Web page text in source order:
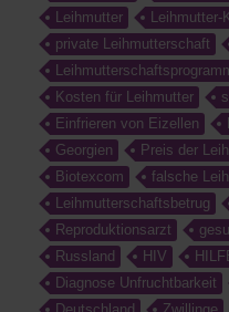
Leihmutter
Leihmutter-
private Leihmutterschaft
Kosten für Leihmutter
Einfrieren von Eizellen
Georgien
Preis der
Biotexcom
falsche
Leihmutterschaftsbetrug
Reproduktionsarzt
Russland
HIV
Diagnose Unfruchtbarkeit